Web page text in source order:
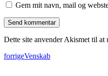
Gem mit navn, mail og
Dette site anvender Akismet til at
forrigeVenskab